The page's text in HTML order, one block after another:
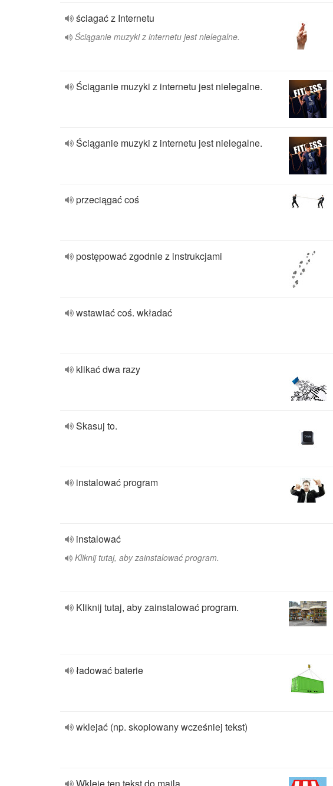
ściagać z Internetu
Ściąganie muzyki z internetu jest nielegalne.
Ściąganie muzyki z internetu jest nielegalne.
Ściąganie muzyki z internetu jest nielegalne.
przeciągać coś
postępować zgodnie z instrukcjami
wstawiać coś. wkładać
klikać dwa razy
Skasuj to.
instalować program
instalować
Kliknij tutaj, aby zainstalować program.
Kliknij tutaj, aby zainstalować program.
ładować baterie
wklejać (np. skopiowany wcześniej tekst)